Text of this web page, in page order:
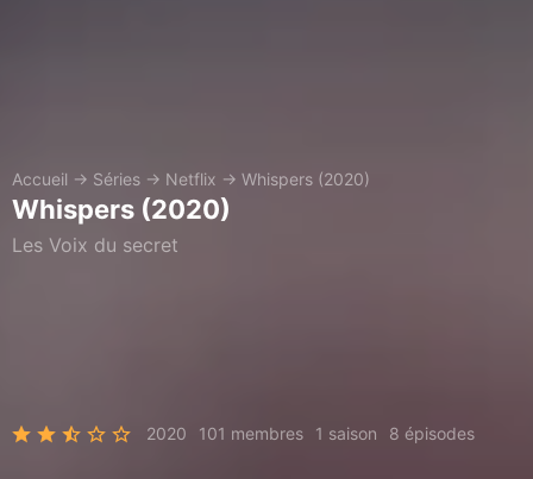
Accueil → Séries → Netflix → Whispers (2020)
Whispers (2020)
Les Voix du secret
2020 101 membres 1 saison 8 épisodes